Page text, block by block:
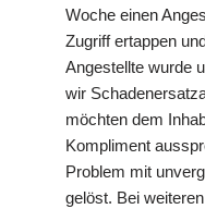
Woche einen
Zugriff ertappen
Angestellte wurde
wir
möchten dem
Kompliment
Problem mit
gelöst. Bei